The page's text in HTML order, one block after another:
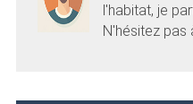
l'habitat, je
N'hésitez pas